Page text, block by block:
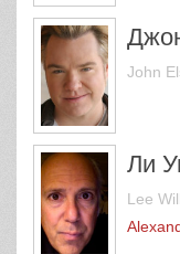
John
Ли
Lee